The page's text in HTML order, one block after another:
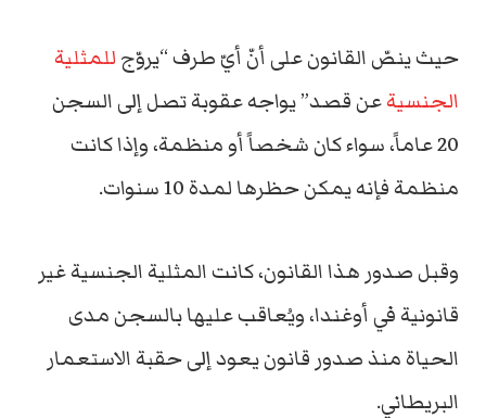
حيث ينصّ القانون على أنّ أيّ طرف “يروّج للمثلية
الجنسيةعن قصد” يواجه عقوبة تصل إلى السجن
20 عاماً، سواء كان شخصاً أو منظمة، وإذا كانت
منظمة فإنه يمكن حظرها لمدة 10 سنوات.
وقبل صدور هذا القانون، كانت المثلية الجنسية غير
قانونية في أوغندا، ويُعاقب عليها بالسجن مدى
الحياة منذ صدور قانون يعود إلى حقبة الاستعمار
البريطاني.